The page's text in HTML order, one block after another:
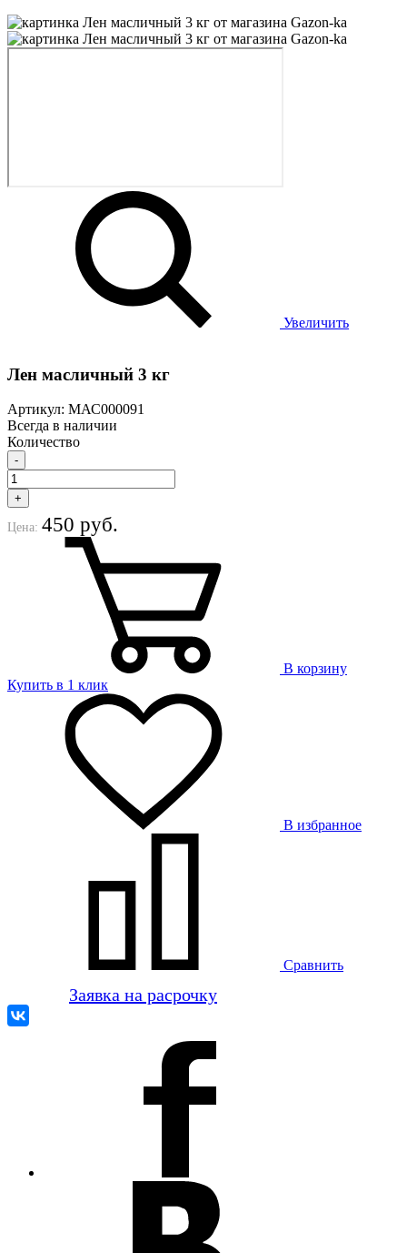
Увеличить
Лен масличный 3 кг
Артикул: МАС000091
Всегда в наличии
Количество
-
+
Цена: 450 руб.
В корзину
Купить в 1 клик
В избранное
Сравнить
Заявка на расрочку